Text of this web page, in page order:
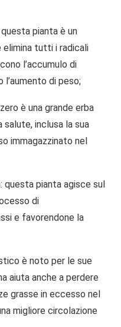
pianta è un
tutti i radicali
l’accumulo di
l’aumento di peso;
è una grande erba
inclusa la sua
immagazzinato nel
pianta agisce sul
di
e favorendone la
è noto per le sue
aiuta anche a perdere
grasse in eccesso nel
migliore circolazione